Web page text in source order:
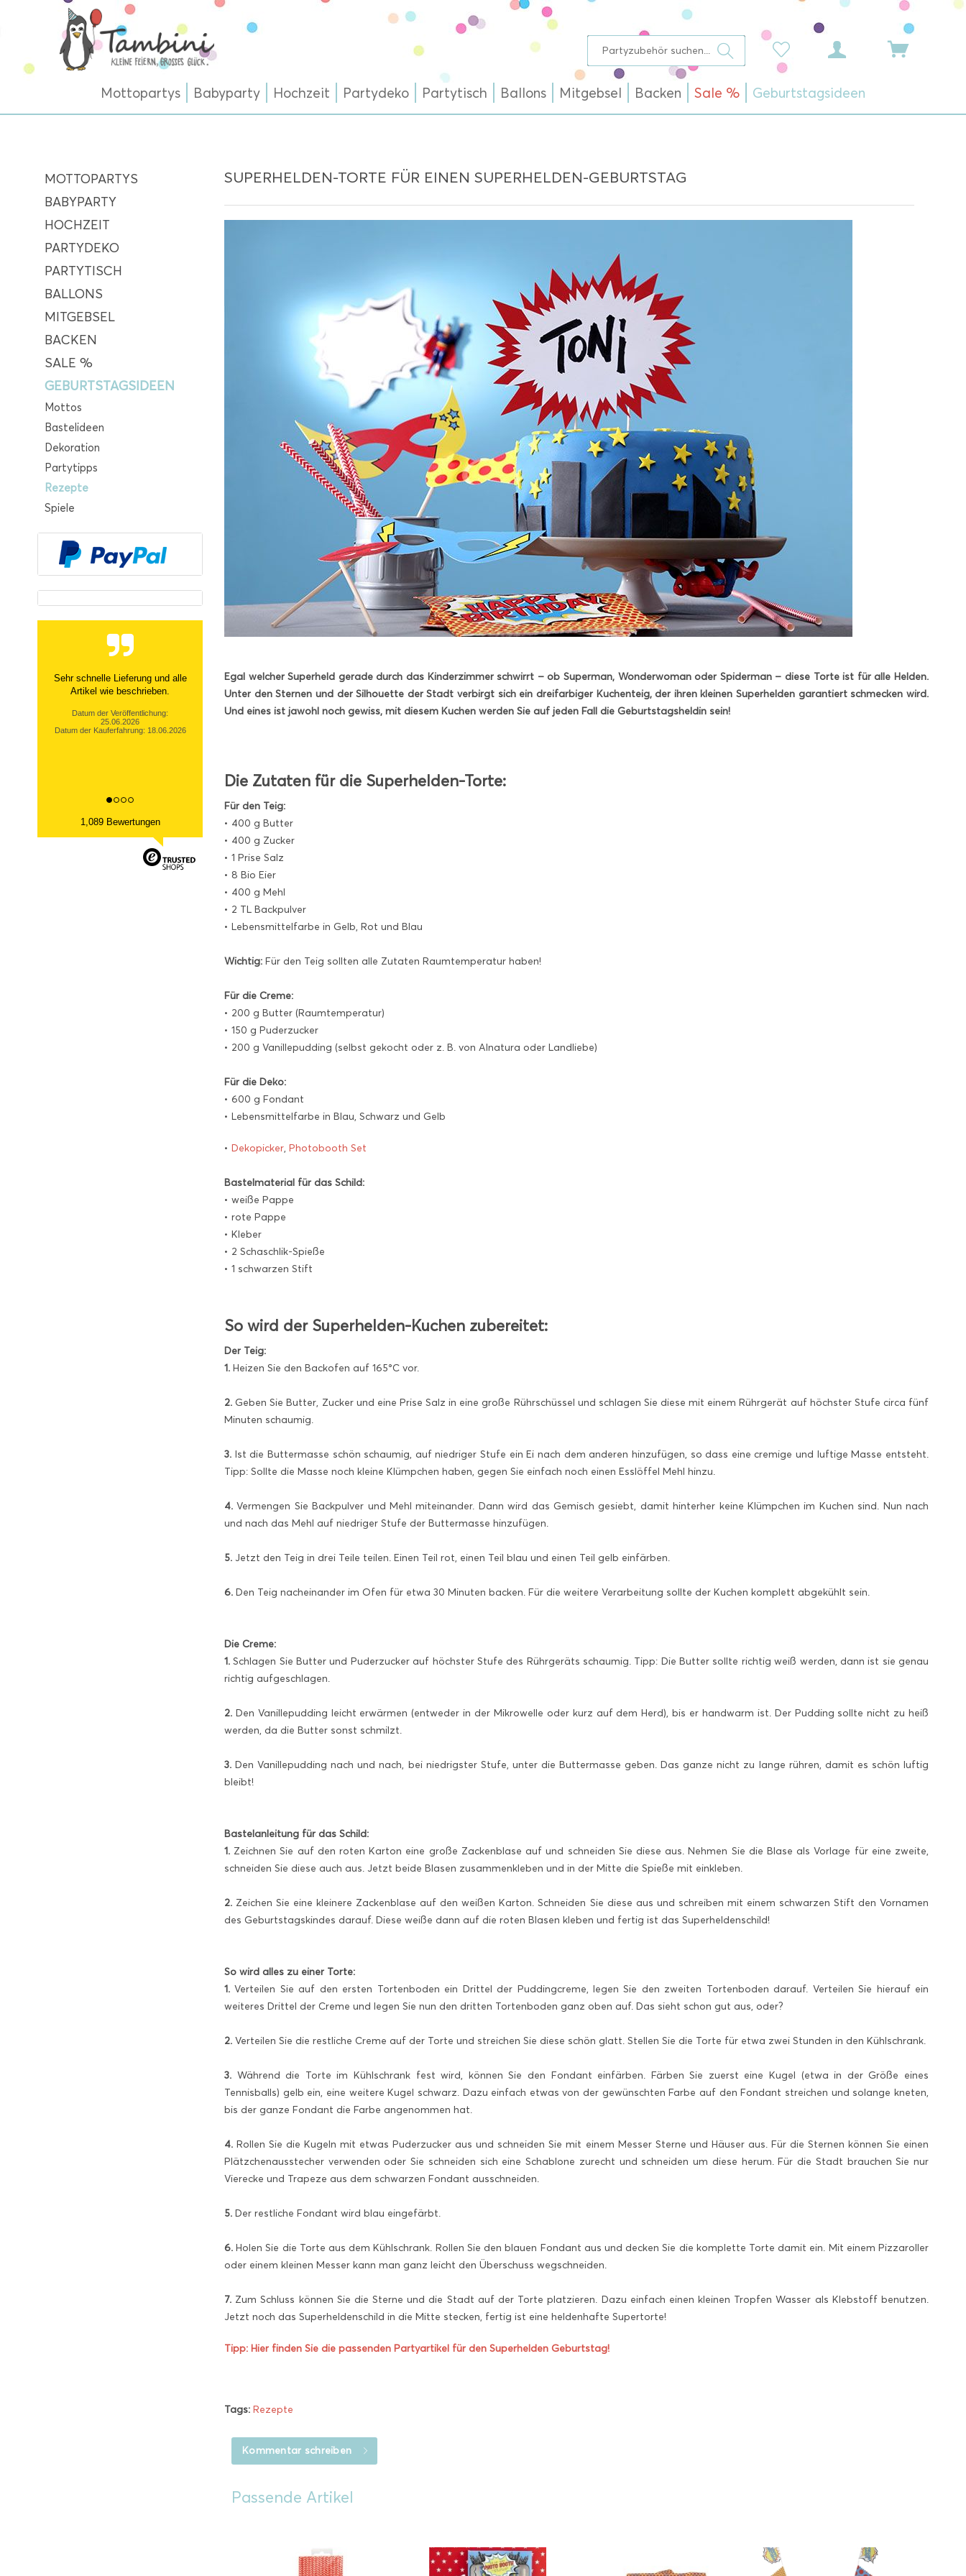
Mottopartys Babyparty Hochzeit Partydeko Partytisch Ballons Mitgebsel Backen Sale % Geburtstagsideen
MOTTOPARTYS
BABYPARTY
HOCHZEIT
PARTYDEKO
PARTYTISCH
BALLONS
MITGEBSEL
BACKEN
SALE %
GEBURTSTAGSIDEEN
Mottos
Bastelideen
Dekoration
Partytipps
Rezepte
Spiele
Sehr netter Kontakt, zügige Info
über nicht- Verfügbarkeit und
Datum der Veröffentlichung:
13.03.2026
1,089 Bewertungen
SUPERHELDEN-TORTE FÜR EINEN SUPERHELDEN-GEBURTSTAG
Egal welcher Superheld gerade durch das Kinderzimmer schwirrt – ob Superman, Wonderwoman oder Spiderman – diese Torte ist für alle Helden.
Unter den Sternen und der Silhouette der Stadt verbirgt sich ein dreifarbiger Kuchenteig, der ihren kleinen Superhelden garantiert schmecken wird.
Und eines ist jawohl noch gewiss, mit diesem Kuchen werden Sie auf jeden Fall die Geburtstagsheldin sein!
Die Zutaten für die Superhelden-Torte:
Für den Teig:
• 400 g Butter
• 400 g Zucker
• 1 Prise Salz
• 8 Bio Eier
• 400 g Mehl
• 2 TL Backpulver
• Lebensmittelfarbe in Gelb, Rot und Blau
Wichtig: Für den Teig sollten alle Zutaten Raumtemperatur haben!
Für die Creme:
• 200 g Butter (Raumtemperatur)
• 150 g Puderzucker
• 200 g Vanillepudding (selbst gekocht oder z. B. von Alnatura oder Landliebe)
Für die Deko:
• 600 g Fondant
• Lebensmittelfarbe in Blau, Schwarz und Gelb
• Dekopicker, Photobooth Set
Bastelmaterial für das Schild:
• weiße Pappe
• rote Pappe
• Kleber
• 2 Schaschlik-Spieße
• 1 schwarzen Stift
So wird der Superhelden-Kuchen zubereitet:
Der Teig:
1. Heizen Sie den Backofen auf 165°C vor.
2. Geben Sie Butter, Zucker und eine Prise Salz in eine große Rührschüssel und schlagen Sie diese mit einem Rührgerät auf höchster Stufe circa fünf
Minuten schaumig.
3. Ist die Buttermasse schön schaumig, auf niedriger Stufe ein Ei nach dem anderen hinzufügen, so dass eine cremige und luftige Masse entsteht.
Tipp: Sollte die Masse noch kleine Klümpchen haben, gegen Sie einfach noch einen Esslöffel Mehl hinzu.
4. Vermengen Sie Backpulver und Mehl miteinander. Dann wird das Gemisch gesiebt, damit hinterher keine Klümpchen im Kuchen sind. Nun nach
und nach das Mehl auf niedriger Stufe der Buttermasse hinzufügen.
5. Jetzt den Teig in drei Teile teilen. Einen Teil rot, einen Teil blau und einen Teil gelb einfärben.
6. Den Teig nacheinander im Ofen für etwa 30 Minuten backen. Für die weitere Verarbeitung sollte der Kuchen komplett abgekühlt sein.
Die Creme:
1. Schlagen Sie Butter und Puderzucker auf höchster Stufe des Rührgeräts schaumig. Tipp: Die Butter sollte richtig weiß werden, dann ist sie genau
richtig aufgeschlagen.
2. Den Vanillepudding leicht erwärmen (entweder in der Mikrowelle oder kurz auf dem Herd), bis er handwarm ist. Der Pudding sollte nicht zu heiß
werden, da die Butter sonst schmilzt.
3. Den Vanillepudding nach und nach, bei niedrigster Stufe, unter die Buttermasse geben. Das ganze nicht zu lange rühren, damit es schön luftig
bleibt!
Bastelanleitung für das Schild:
1. Zeichnen Sie auf den roten Karton eine große Zackenblase auf und schneiden Sie diese aus. Nehmen Sie die Blase als Vorlage für eine zweite,
schneiden Sie diese auch aus. Jetzt beide Blasen zusammenkleben und in der Mitte die Spieße mit einkleben.
2. Zeichen Sie eine kleinere Zackenblase auf den weißen Karton. Schneiden Sie diese aus und schreiben mit einem schwarzen Stift den Vornamen
des Geburtstagskindes darauf. Diese weiße dann auf die roten Blasen kleben und fertig ist das Superheldenschild!
So wird alles zu einer Torte:
1. Verteilen Sie auf den ersten Tortenboden ein Drittel der Puddingcreme, legen Sie den zweiten Tortenboden darauf. Verteilen Sie hierauf ein
weiteres Drittel der Creme und legen Sie nun den dritten Tortenboden ganz oben auf. Das sieht schon gut aus, oder?
2. Verteilen Sie die restliche Creme auf der Torte und streichen Sie diese schön glatt. Stellen Sie die Torte für etwa zwei Stunden in den Kühlschrank.
3. Während die Torte im Kühlschrank fest wird, können Sie den Fondant einfärben. Färben Sie zuerst eine Kugel (etwa in der Größe eines
Tennisballs) gelb ein, eine weitere Kugel schwarz. Dazu einfach etwas von der gewünschten Farbe auf den Fondant streichen und solange kneten,
bis der ganze Fondant die Farbe angenommen hat.
4. Rollen Sie die Kugeln mit etwas Puderzucker aus und schneiden Sie mit einem Messer Sterne und Häuser aus. Für die Sternen können Sie einen
Plätzchenausstecher verwenden oder Sie schneiden sich eine Schablone zurecht und schneiden um diese herum. Für die Stadt brauchen Sie nur
Vierecke und Trapeze aus dem schwarzen Fondant ausschneiden.
5. Der restliche Fondant wird blau eingefärbt.
6. Holen Sie die Torte aus dem Kühlschrank. Rollen Sie den blauen Fondant aus und decken Sie die komplette Torte damit ein. Mit einem Pizzaroller
oder einem kleinen Messer kann man ganz leicht den Überschuss wegschneiden.
7. Zum Schluss können Sie die Sterne und die Stadt auf der Torte platzieren. Dazu einfach einen kleinen Tropfen Wasser als Klebstoff benutzen.
Jetzt noch das Superheldenschild in die Mitte stecken, fertig ist eine heldenhafte Supertorte!
Tipp: Hier finden Sie die passenden Partyartikel für den Superhelden Geburtstag!
Tags: Rezepte
Kommentar schreiben
Passende Artikel